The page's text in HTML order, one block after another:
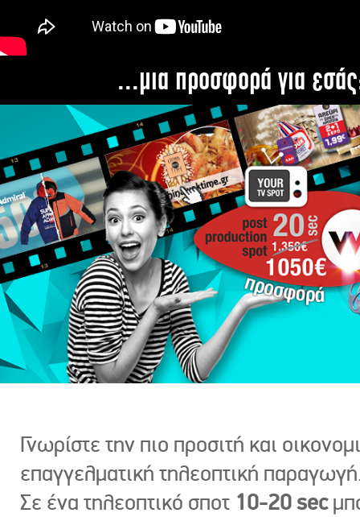
...μια προσφορά για
Γνωρίστε την πιο προσιτή και
επαγγελματική τηλεοπτική
Σε ένα τηλεοπτικό σποτ 10-20 sec